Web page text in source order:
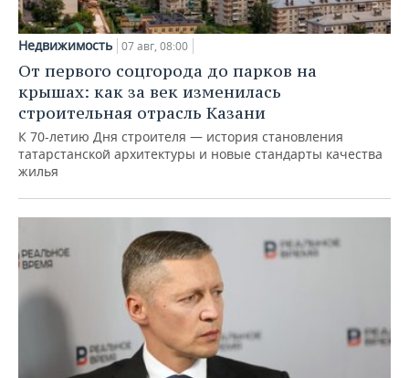
Недвижимость 07 авг, 08:00
От первого соцгорода до парков на
крышах: как за век изменилась
строительная отрасль Казани
К 70-летию Дня строителя — история становления
татарстанской архитектуры и новые стандарты качества
жилья